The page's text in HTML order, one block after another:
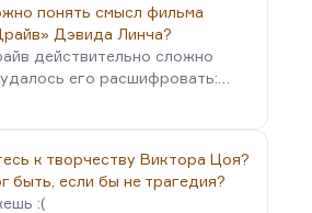
понять смысл фильма
Дэвида Линча?
действительно сложно
его расшифровать:…
к творчеству Виктора Цоя?
быть, если бы не трагедия?
:(